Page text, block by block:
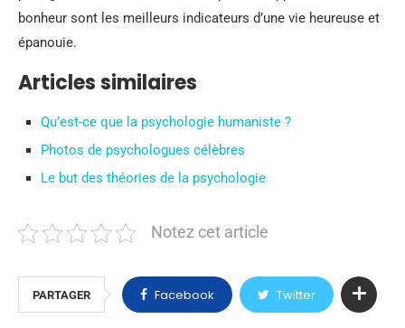
bonheur sont les meilleurs indicateurs d’une vie heureuse et
épanouie.
Articles similaires
Qu’est-ce que la psychologie humaniste ?
Photos de psychologues célèbres
Le but des théories de la psychologie
Notez cet article
PARTAGER Facebook Twitter